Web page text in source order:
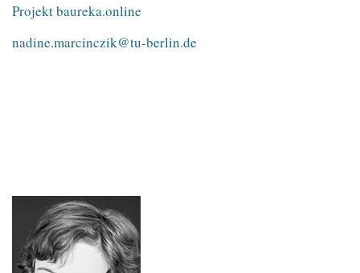
Projekt baureka.online
nadine.marcinczik@tu-berlin.de